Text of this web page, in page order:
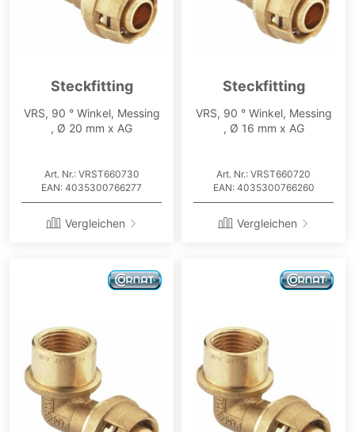
Steckfitting
VRS, 90 ° Winkel, Messing
, Ø 20 mm x AG
Art. Nr.: VRST660730
EAN: 4035300766277
Vergleichen
Steckfitting
VRS, 90 ° Winkel, Messing
, Ø 16 mm x AG
Art. Nr.: VRST660720
EAN: 4035300766260
Vergleichen